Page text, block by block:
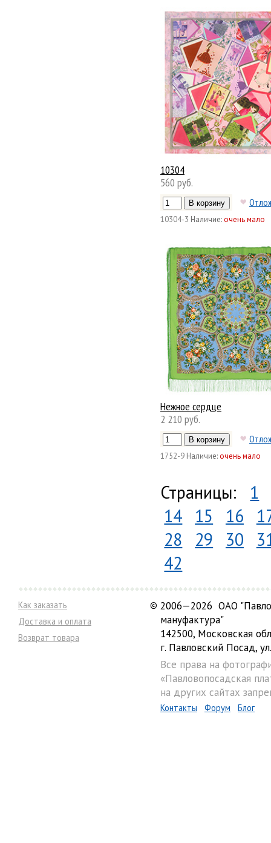
10304
560 руб.
10304-3 Наличие:очень мало
Нежное сердце
2 210 руб.
1752-9 Наличие:очень мало
Страницы:
1
14
15 16
28
29 30
42
Как заказать
Доставка и оплата
Возврат товара
© 2006—2026 ОАО
мануфактура"
142500, Московская
г. Павловский Посад,
Все права на
«Павловопосадская
на других сайтах
Контакты Форум Блог